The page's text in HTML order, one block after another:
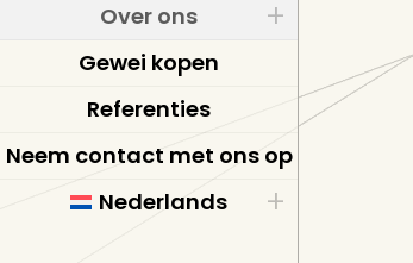
Over ons
Gewei kopen
Referenties
Neem contact met ons op
Nederlands